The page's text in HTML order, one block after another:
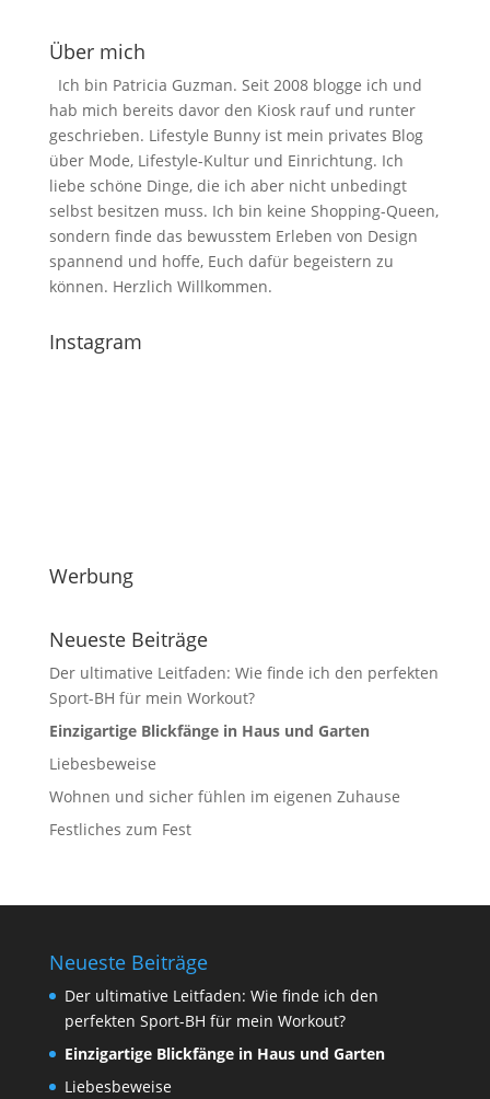
Über mich
Ich bin Patricia Guzman. Seit 2008 blogge ich und
hab mich bereits davor den Kiosk rauf und runter
geschrieben. Lifestyle Bunny ist mein privates Blog
über Mode, Lifestyle-Kultur und Einrichtung. Ich
liebe schöne Dinge, die ich aber nicht unbedingt
selbst besitzen muss. Ich bin keine Shopping-Queen,
sondern finde das bewusstem Erleben von Design
spannend und hoffe, Euch dafür begeistern zu
können. Herzlich Willkommen.
Instagram
Werbung
Neueste Beiträge
Der ultimative Leitfaden: Wie finde ich den perfekten
Sport-BH für mein Workout?
Einzigartige Blickfänge in Haus und Garten
Liebesbeweise
Wohnen und sicher fühlen im eigenen Zuhause
Festliches zum Fest
Neueste Beiträge
Der ultimative Leitfaden: Wie finde ich den
perfekten Sport-BH für mein Workout?
Einzigartige Blickfänge in Haus und Garten
Liebesbeweise